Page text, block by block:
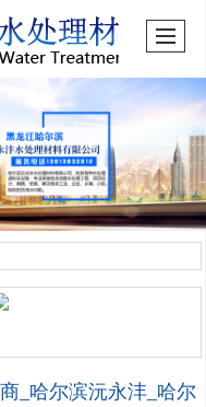
_哈尔滨沅永沣_哈尔